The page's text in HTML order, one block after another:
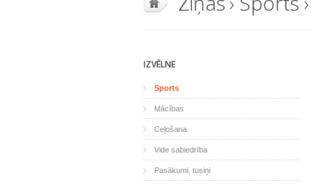
IZVĒLNE
Sports
Mācības
Ceļošana
Vide sabiedrība
Pasākumi, tusiņi